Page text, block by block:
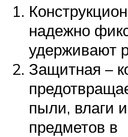
надежно
удерживают
Защитная –
пыли, влаги
предметов в